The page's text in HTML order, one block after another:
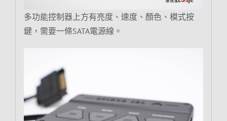
多功能控制器上方有亮度、速度、顏色、模式按
鍵，需要一條SATA電源線。